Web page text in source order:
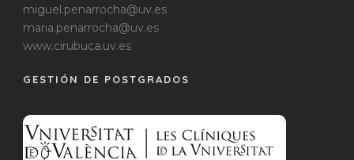
miguel.penarrocha@uv.es
maria.penarrocha@uv.es
www.cirubuca.uv.es
GESTIÓN DE POSTGRADOS